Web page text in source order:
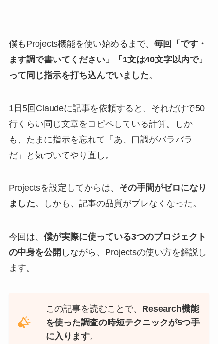
僕もProjects機能を使い始めるまで、 毎回「です・
ます調で書いてください」「1文は40文字以内で」
って同じ指示を打ち込んでいました。
1日5回Claudeに記事を依頼すると、それだけで50
行くらい同じ文章をコピペしている計算。しか
も、たまに指示を忘れて「あ、口調がバラバラ
だ」と気づいてやり直し。
Projectsを設定してからは、 その手間がゼロになり
ました。しかも、記事の品質がブレなくなった。
今回は、 僕が実際に使っている3つのプロジェクト
の中身を公開 しながら、Projectsの使い方を解説し
ます。
この記事を読むことで、 Research機能
を使った調査の時短テクニックが5つ手
に入ります。